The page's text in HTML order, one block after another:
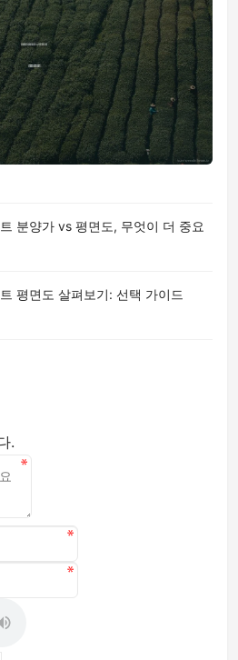
분양가 vs 평면도, 무엇이 더 중요
평면도 살펴보기: 선택 가이드
.